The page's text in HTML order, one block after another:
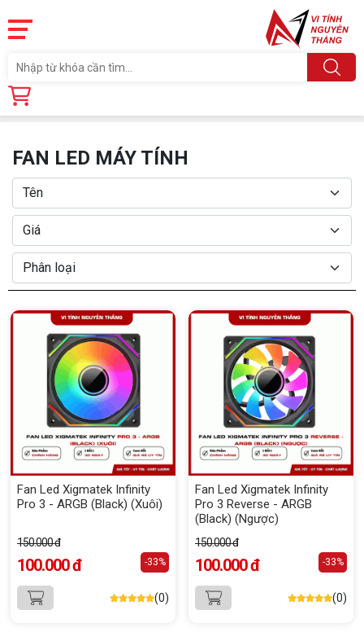
Trang chủ
FAN LED MÁY TÍNH
Fan Led Xigmatek Infinity
Pro 3 - ARGB (Black) (Xuôi)
150.000 đ
100.000 đ -33%
(0)
Fan Led Xigmatek Infinity
Pro 3 Reverse - ARGB
(Black) (Ngược)
150.000 đ
100.000 đ -33%
(0)